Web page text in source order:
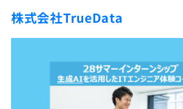
新卒エージェント
4択課題
リファレンス
再チャレンジ結果一覧
Tech Team Journal
paiza times
paizaとは？
株式会社TrueData